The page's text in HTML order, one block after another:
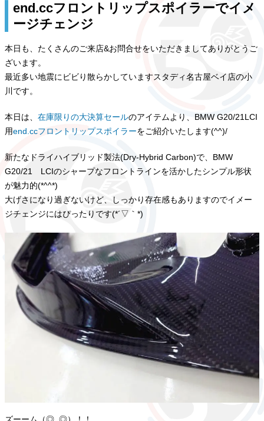
end.ccフロントリップスポイラーでイメ
ージチェンジ
本日も、たくさんのご来店&お問合せをいただきましてありがとうご
ざいます。
最近多い地震にビビり散らかしていますスタディ名古屋ベイ店の小
川です。
本日は、 在庫限りの大決算セールのアイテムより、BMW G20/21LCI
用end.ccフロントリップスポイラーをご紹介いたします(^^)/
新たなドライハイブリッド製法(Dry-Hybrid Carbon)で、BMW
G20/21 LCIのシャープなフロントラインを活かしたシンプル形状
が魅力的(*^^*)
大げさになり過ぎないけど、しっかり存在感もありますのでイメー
ジチェンジにはぴったりです(*´▽｀*)